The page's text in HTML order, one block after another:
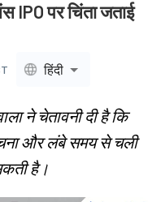
IPO पर चिंता जताई
हिंदी
ने चेतावनी दी है कि
और लंबे समय से चली
है।